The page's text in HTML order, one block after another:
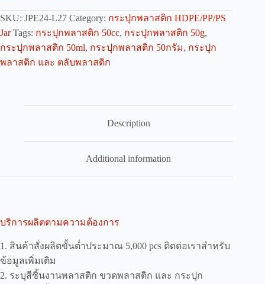
SKU: JPE24-L27 Category: กระปุกพลาสติก HDPE/PP/PS
Jar Tags: กระปุกพลาสติก 50cc, กระปุกพลาสติก 50g,
กระปุกพลาสติก 50ml, กระปุกพลาสติก 50กรัม, กระปุก
พลาสติก และ ตลับพลาสติก
Description
Additional information
บริการผลิตตามความต้องการ
1. สินค้าสั่งผลิตขั้นต่ำประมาณ 5,000 pcs ติดต่อเราสำหรับ
ข้อมูลเพิ่มเติม
2. ระบุสีชิ้นงานพลาสติก ขวดพลาสติก และ กระปุก